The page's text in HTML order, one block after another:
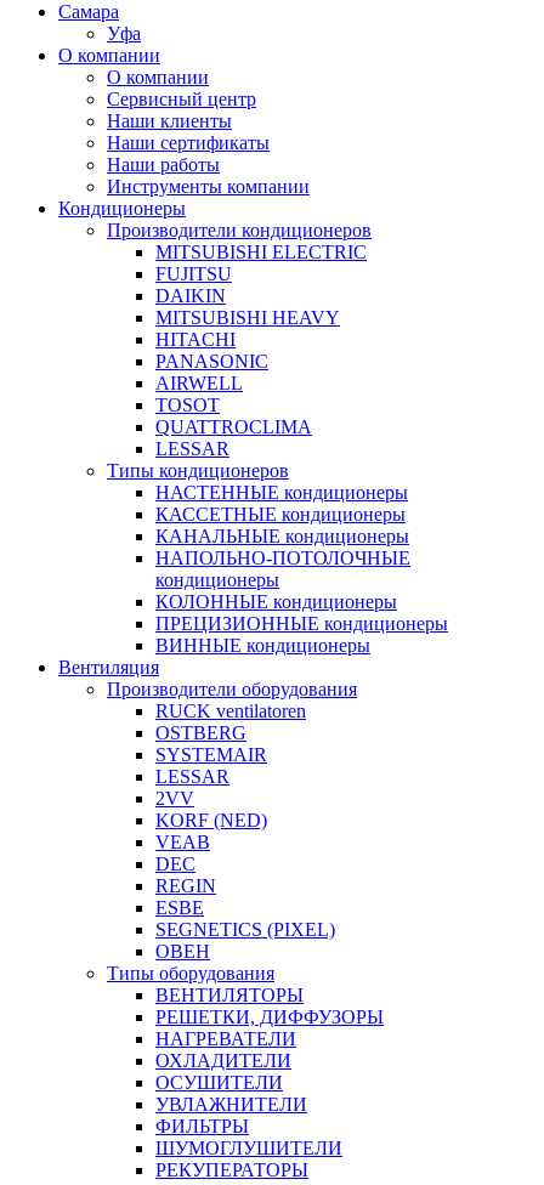
Самара
Уфа
О компании
О компании
Сервисный центр
Наши клиенты
Наши сертификаты
Наши работы
Инструменты компании
Кондиционеры
Производители кондиционеров
MITSUBISHI ELECTRIC
FUJITSU
DAIKIN
MITSUBISHI HEAVY
HITACHI
PANASONIC
AIRWELL
TOSOT
QUATTROCLIMA
LESSAR
Типы кондиционеров
НАСТЕННЫЕ кондиционеры
КАССЕТНЫЕ кондиционеры
КАНАЛЬНЫЕ кондиционеры
НАПОЛЬНО-ПОТОЛОЧНЫЕ
кондиционеры
КОЛОННЫЕ кондиционеры
ПРЕЦИЗИОННЫЕ кондиционеры
ВИННЫЕ кондиционеры
Вентиляция
Производители оборудования
RUCK ventilatoren
OSTBERG
SYSTEMAIR
LESSAR
2VV
KORF (NED)
VEAB
DEC
REGIN
ESBE
SEGNETICS (PIXEL)
ОВЕН
Типы оборудования
ВЕНТИЛЯТОРЫ
РЕШЕТКИ, ДИФФУЗОРЫ
НАГРЕВАТЕЛИ
ОХЛАДИТЕЛИ
ОСУШИТЕЛИ
УВЛАЖНИТЕЛИ
ФИЛЬТРЫ
ШУМОГЛУШИТЕЛИ
РЕКУПЕРАТОРЫ